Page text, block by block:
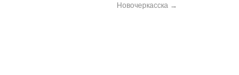
Новочеркасска →